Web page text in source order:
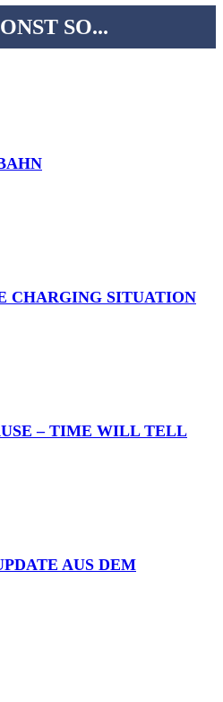
SO...
CHARGING SITUATION
– TIME WILL TELL
AUS DEM